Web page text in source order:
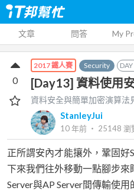
文章 問答 My
2017 鐵人賽 Security DAY
[Day13] 資料使用
資料安全與簡單加密演算法
StanleyJui
10 年前 ‧ 25148 瀏
0
正所謂安內才能攘外，鞏固好
下來我們往外移動一點腳步來
Server與AP Server間傳輸使